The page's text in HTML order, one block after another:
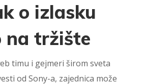
o izlasku
na tržište
timu i gejmeri širom sveta
od Sony-a, zajednica može